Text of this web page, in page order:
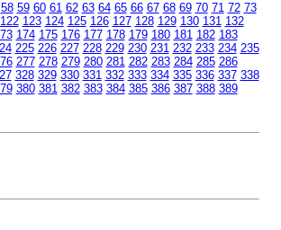
58 59 60 61 62 63 64 65 66 67 68 69 70 71 72 73
122 123 124 125 126 127 128 129 130 131 132
174 175 176 177 178 179 180 181 182 183
225 226 227 228 229 230 231 232 233 234 235
277 278 279 280 281 282 283 284 285 286
328 329 330 331 332 333 334 335 336 337 338
380 381 382 383 384 385 386 387 388 389